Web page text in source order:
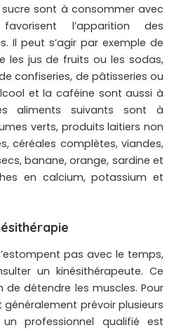
sont à consommer avec
l’apparition des
Il peut s’agir par exemple de
les jus de fruits ou les sodas,
confiseries, de pâtisseries ou
et la caféine sont aussi à
aliments suivants sont à
verts, produits laitiers non
céréales complètes, viandes,
banane, orange, sardine et
en calcium, potassium et
pas avec le temps,
un kinésithérapeute. Ce
de détendre les muscles. Pour
prévoir plusieurs
professionnel qualifié est